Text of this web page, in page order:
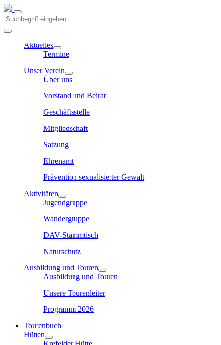
Aktuelles
Termine
Unser Verein
Über uns
Vorstand und Beirat
Geschäftsstelle
Mitgliedschaft
Satzung
Ehrenamt
Prävention sexualisierter Gewalt
Aktivitäten
Jugendgruppe
Wandergruppe
DAV-Stammtisch
Naturschutz
Ausbildung und Touren
Ausbildung und Touren
Unsere Tourenleiter
Programm 2026
Tourenbuch
Hütten
Krefelder Hütte